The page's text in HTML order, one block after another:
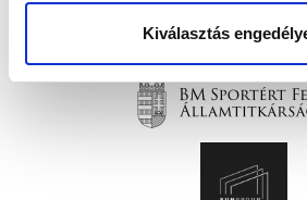
Kiválasztás